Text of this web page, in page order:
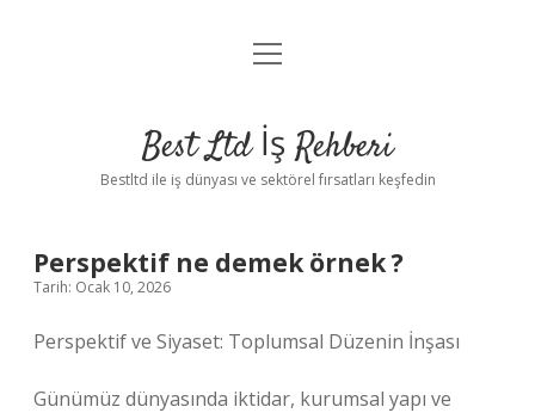
Anasayfa
Yasal Uyarı
menüyü
Best Ltd İş Rehberi
Bestltd ile iş dünyası ve sektörel fırsatları keşfedin
Perspektif ne demek örnek ?
Tarih: Ocak 10, 2026
Perspektif ve Siyaset: Toplumsal Düzenin İnşası
Günümüz dünyasında iktidar, kurumsal yapı ve